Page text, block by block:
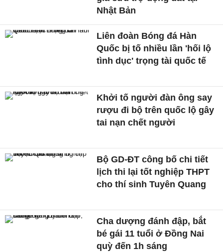
Nhật Bản
Liên đoàn Bóng đá Hàn
Quốc bị tố nhiều lần 'hối lộ
tình dục' trọng tài quốc tế
Khởi tố người đàn ông say
rượu đi bộ trên quốc lộ gây
tai nạn chết người
Bộ GD-ĐT công bố chi tiết
lịch thi lại tốt nghiệp THPT
cho thí sinh Tuyên Quang
Cha dượng đánh đập, bắt
bé gái 11 tuổi ở Đồng Nai
quỳ đến 1h sáng